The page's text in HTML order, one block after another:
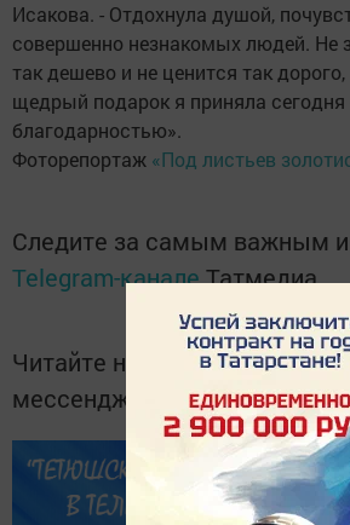
Исакова. - Отдохнула душой,
совершенно незнакомых людей. Не
так дешево и не ценится так
щедрый подарок я приняла
благодарностью».
Фоторепортаж «Под листьев
Следите за самым важным
Telegram-каналеТатмедиа
Читайте новости
мессенджере MАХ:https://